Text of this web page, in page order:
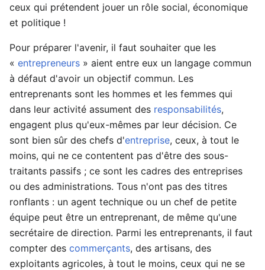
ceux qui prétendent jouer un rôle social, économique
et politique !
Pour préparer l'avenir, il faut souhaiter que les
« entrepreneurs » aient entre eux un langage commun
à défaut d'avoir un objectif commun. Les
entreprenants sont les hommes et les femmes qui
dans leur activité assument des responsabilités,
engagent plus qu'eux-mêmes par leur décision. Ce
sont bien sûr des chefs d'entreprise, ceux, à tout le
moins, qui ne ce contentent pas d'être des sous-
traitants passifs ; ce sont les cadres des entreprises
ou des administrations. Tous n'ont pas des titres
ronflants : un agent technique ou un chef de petite
équipe peut être un entreprenant, de même qu'une
secrétaire de direction. Parmi les entreprenants, il faut
compter des commerçants, des artisans, des
exploitants agricoles, à tout le moins, ceux qui ne se